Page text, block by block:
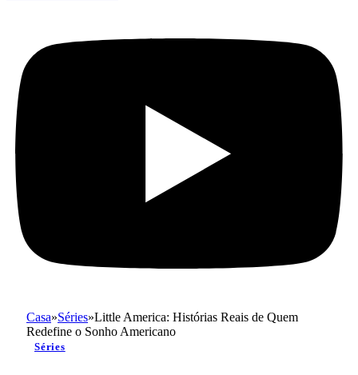
Casa»Séries»Little America: Histórias Reais de Quem
Redefine o Sonho Americano
Séries